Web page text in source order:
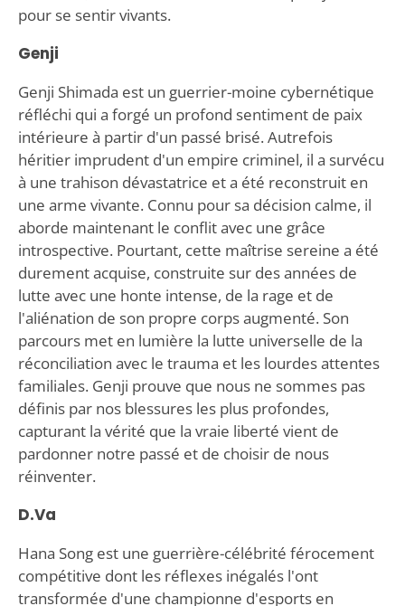
pour se sentir vivants.
Genji
Genji Shimada est un guerrier-moine cybernétique
réfléchi qui a forgé un profond sentiment de paix
intérieure à partir d'un passé brisé. Autrefois
héritier imprudent d'un empire criminel, il a survécu
à une trahison dévastatrice et a été reconstruit en
une arme vivante. Connu pour sa décision calme, il
aborde maintenant le conflit avec une grâce
introspective. Pourtant, cette maîtrise sereine a été
durement acquise, construite sur des années de
lutte avec une honte intense, de la rage et de
l'aliénation de son propre corps augmenté. Son
parcours met en lumière la lutte universelle de la
réconciliation avec le trauma et les lourdes attentes
familiales. Genji prouve que nous ne sommes pas
définis par nos blessures les plus profondes,
capturant la vérité que la vraie liberté vient de
pardonner notre passé et de choisir de nous
réinventer.
D.Va
Hana Song est une guerrière-célébrité férocement
compétitive dont les réflexes inégalés l'ont
transformée d'une championne d'esports en